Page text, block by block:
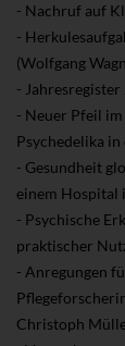
- Nachruf auf
-
(Wolfgang
- Jahresregister
- Neuer Pfeil
Psychedelika
- Gesundheit
einem Hospital
- Psychische
praktischer
- Anregungen
Christoph